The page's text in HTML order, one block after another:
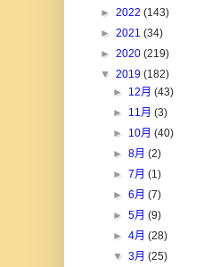
► 2022 (143)
► 2021 (34)
► 2020 (219)
▼ 2019 (182)
► 12月(43)
► 11月(3)
► 10月(40)
►8月(2)
►7月(1)
►6月(7)
►5月(9)
►4月(28)
▼3月(25)